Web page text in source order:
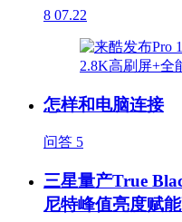
8 07.22
怎样和电脑连接
问答 5
三星量产True
尼特峰值亮度赋